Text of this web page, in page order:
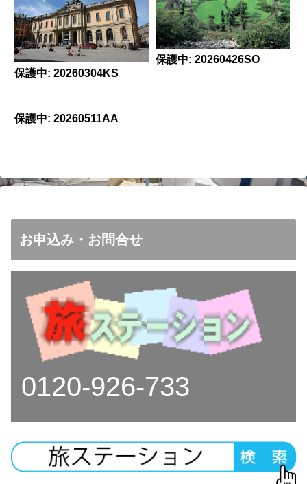
保護中: 20260304KS
保護中: 20260426SO
保護中: 20260511AA
お申込み・お問合せ
0120-926-733